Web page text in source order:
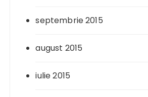
septembrie 2015
august 2015
iulie 2015